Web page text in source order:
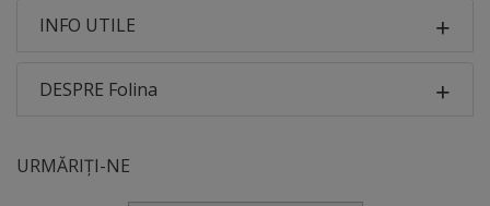
INFO UTILE
DESPRE Folina
URMĂRIȚI-NE